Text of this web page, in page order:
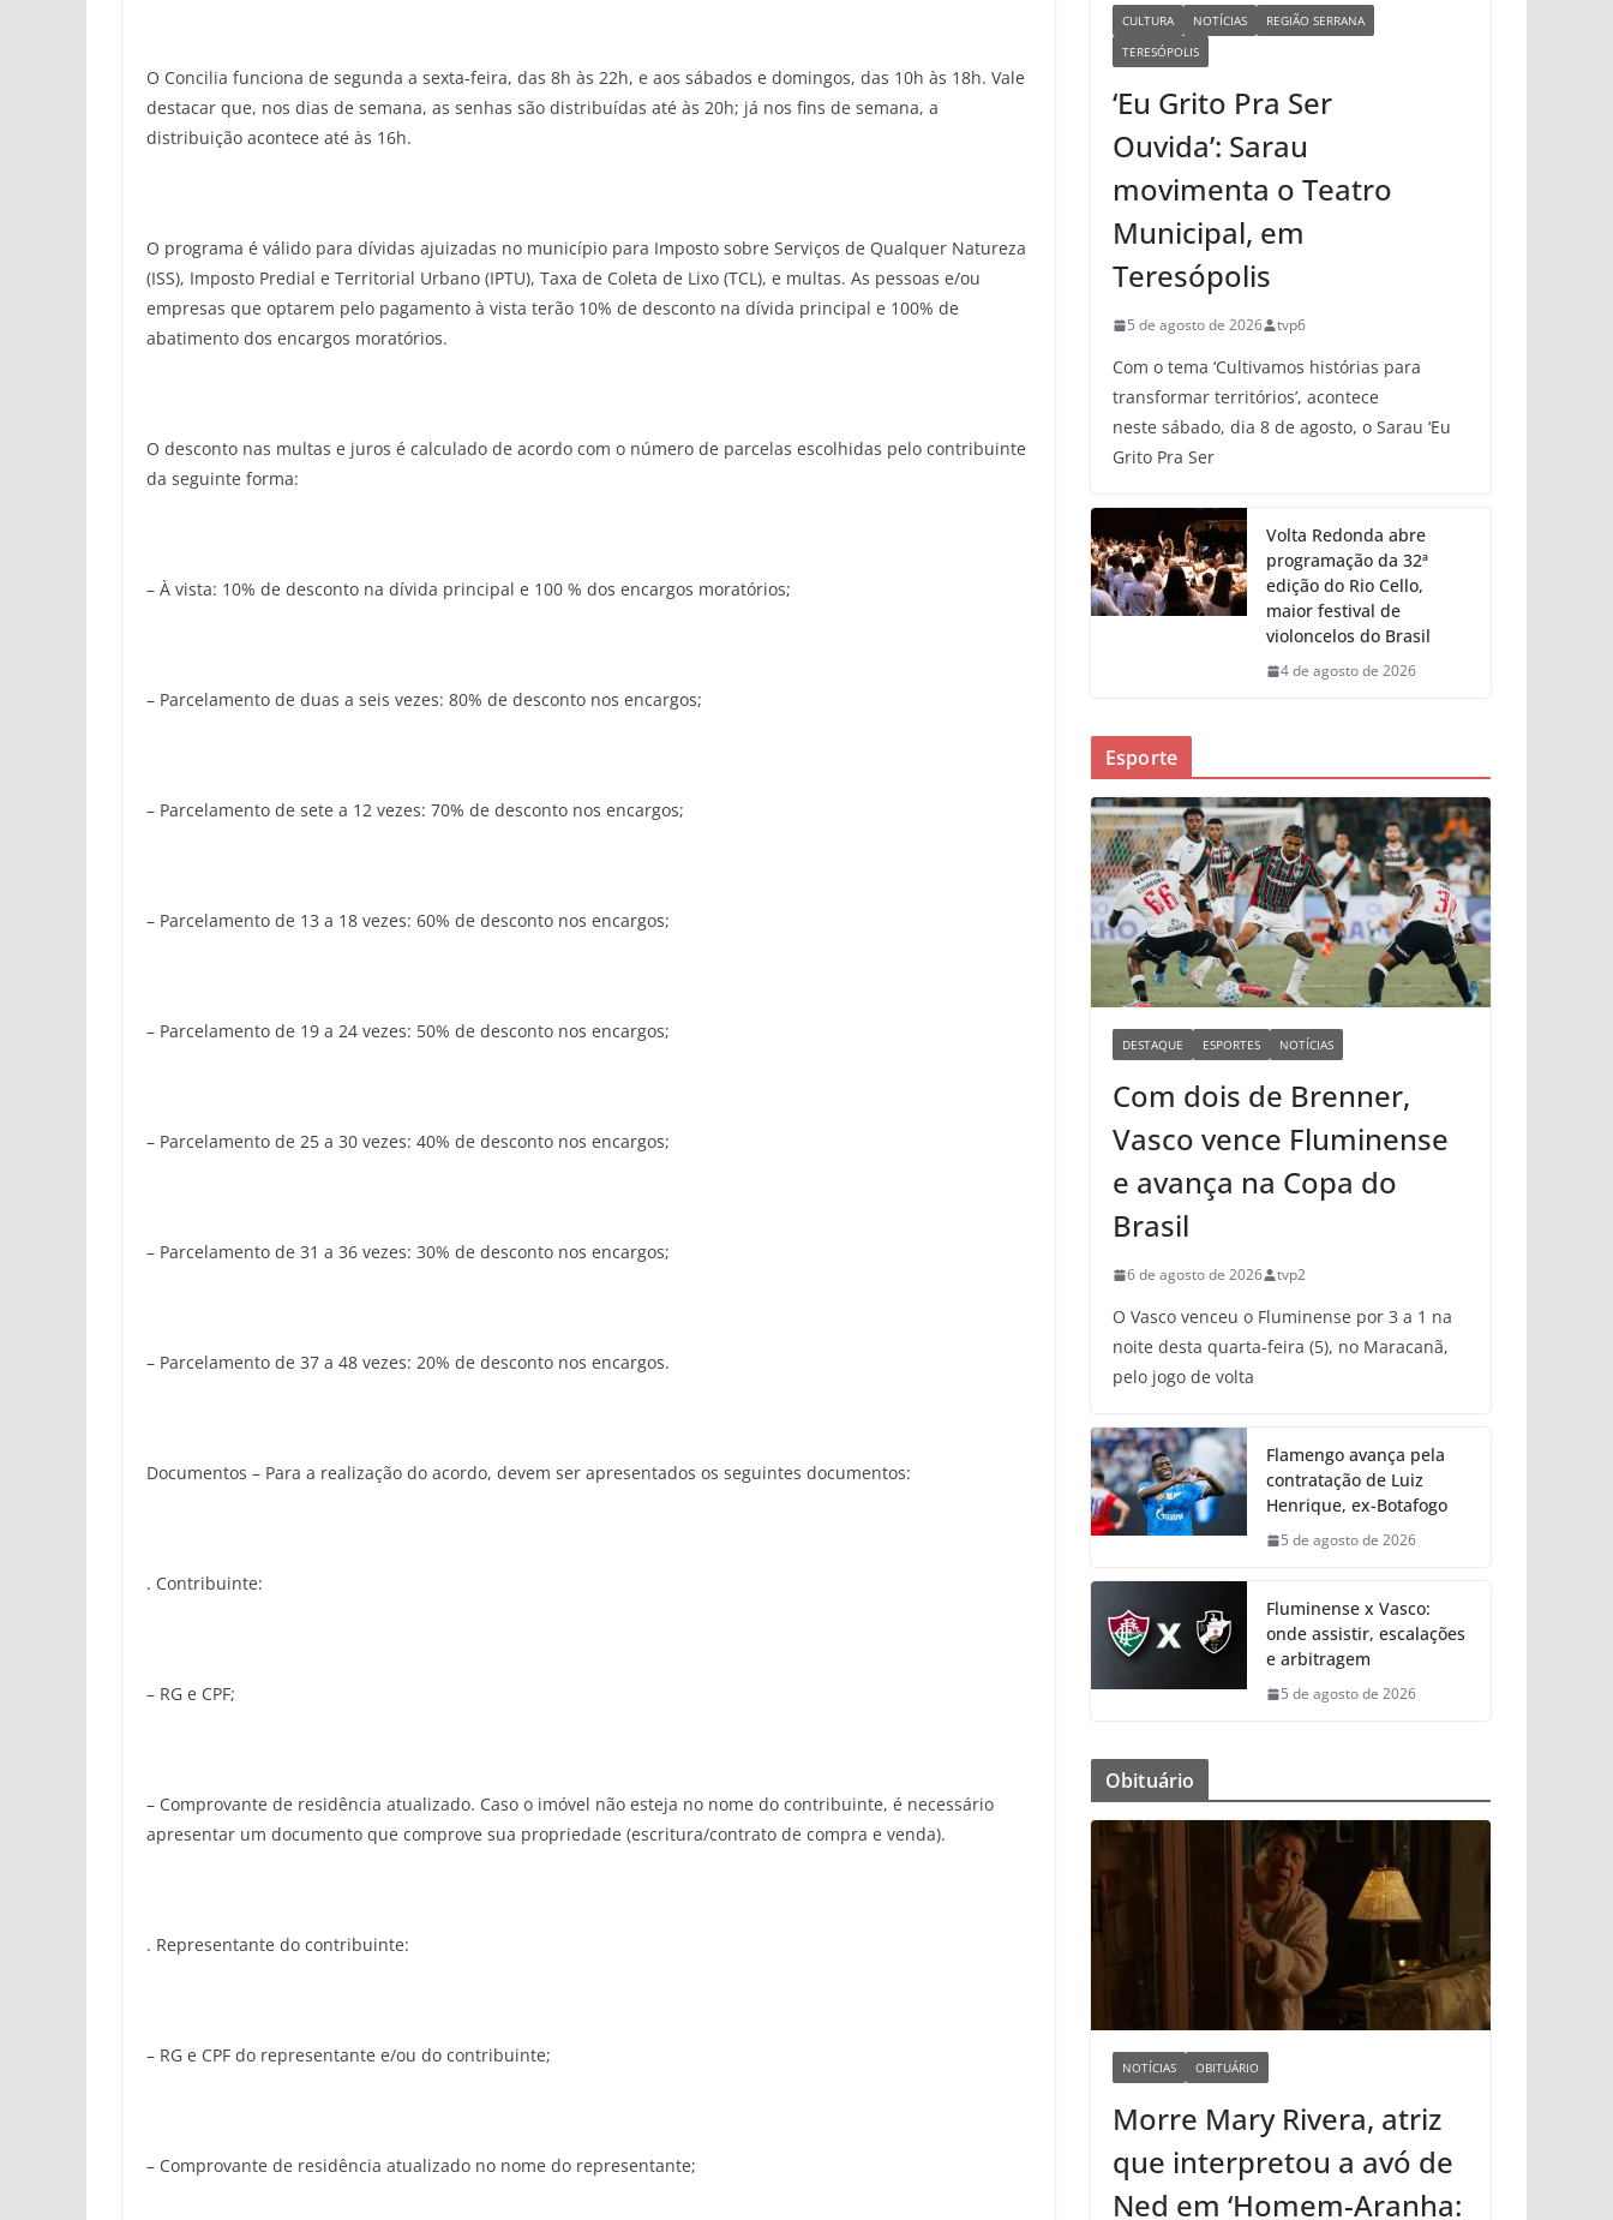
O Concilia funciona de segunda a sexta-feira, das 8h às 22h, e aos sábados e domingos, das 10h às 18h. Vale
destacar que, nos dias de semana, as senhas são distribuídas até às 20h; já nos fins de semana, a
distribuição acontece até às 16h.
O programa é válido para dívidas ajuizadas no município para Imposto sobre Serviços de Qualquer Natureza
(ISS), Imposto Predial e Territorial Urbano (IPTU), Taxa de Coleta de Lixo (TCL), e multas. As pessoas e/ou
empresas que optarem pelo pagamento à vista terão 10% de desconto na dívida principal e 100% de
abatimento dos encargos moratórios.
O desconto nas multas e juros é calculado de acordo com o número de parcelas escolhidas pelo contribuinte
da seguinte forma:
– À vista: 10% de desconto na dívida principal e 100 % dos encargos moratórios;
– Parcelamento de duas a seis vezes: 80% de desconto nos encargos;
– Parcelamento de sete a 12 vezes: 70% de desconto nos encargos;
– Parcelamento de 13 a 18 vezes: 60% de desconto nos encargos;
– Parcelamento de 19 a 24 vezes: 50% de desconto nos encargos;
– Parcelamento de 25 a 30 vezes: 40% de desconto nos encargos;
– Parcelamento de 31 a 36 vezes: 30% de desconto nos encargos;
– Parcelamento de 37 a 48 vezes: 20% de desconto nos encargos.
Documentos – Para a realização do acordo, devem ser apresentados os seguintes documentos:
. Contribuinte:
– RG e CPF;
– Comprovante de residência atualizado. Caso o imóvel não esteja no nome do contribuinte, é necessário
apresentar um documento que comprove sua propriedade (escritura/contrato de compra e venda).
. Representante do contribuinte:
– RG e CPF do representante e/ou do contribuinte;
– Comprovante de residência atualizado no nome do representante;
CULTURA NOTÍCIAS
REGIÃO SERRANA
TERESÓPOLIS
‘Eu Grito Pra Ser
Ouvida’: Sarau
movimenta o Teatro
Municipal, em
Teresópolis
5 de agosto de 2026 tvp6
Com o tema ‘Cultivamos histórias para
transformar territórios’, acontece
neste sábado, dia 8 de agosto, o Sarau ‘Eu
Grito Pra Ser
Volta Redonda abre
programação da 32ª
edição do Rio Cello,
maior festival de
violoncelos do Brasil
4 de agosto de 2026
Esporte
DESTAQUE ESPORTES NOTÍCIAS
Com dois de Brenner,
Vasco vence Fluminense
e avança na Copa do
Brasil
6 de agosto de 2026 tvp2
O Vasco venceu o Fluminense por 3 a 1 na
noite desta quarta-feira (5), no Maracanã,
pelo jogo de volta
Flamengo avança pela
contratação de Luiz
Henrique, ex-Botafogo
5 de agosto de 2026
Fluminense x Vasco:
onde assistir, escalações
e arbitragem
5 de agosto de 2026
Obituário
NOTÍCIAS OBITUÁRIO
Morre Mary Rivera, atriz
que interpretou a avó de
Ned em ‘Homem-Aranha: